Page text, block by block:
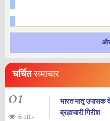
चर्चितसमाचार
01
भारत मातृ
ब्रह्मचारी गिरीश
6.1K+